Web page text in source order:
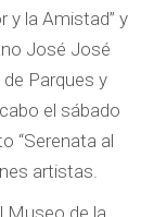
y la Amistad” y
José José
de Parques y
el sábado
“Serenata al
artistas.
Museo de la